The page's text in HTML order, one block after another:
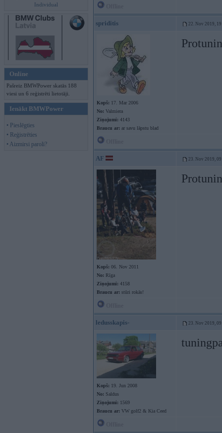
Individual
Online
Pašreiz BMWPower skatās 188
viesi un 6 reģistrēti lietotāji.
Ienākt BMWPower
• Pieslēgties
• Reģistrēties
• Aizmirsi paroli?
spriditis 22. Nov 2019,
Kopš: 17. Mar 2006
No: Valmiera
Ziņojumi: 4143
Braucu ar: ar savu lāpstu blad
AF 23. Nov 2019,
Kopš: 06. Nov 2011
No: Rīga
Ziņojumi: 4158
Braucu ar: stūri rokās!
ledusskapis- 23. Nov 2019,
Kopš: 19. Jun 2008
No: Saldus
Ziņojumi: 1569
Braucu ar: VW golf2 & Kia Ceed